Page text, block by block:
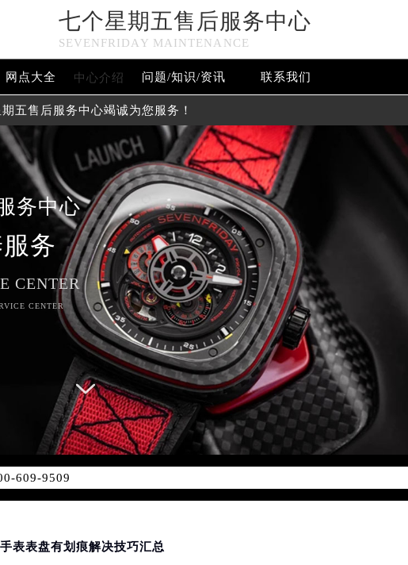
七个星期五售后服务中心
SEVENFRIDAY MAINTENANCE
网点大全 中心介绍 问题/知识/资讯 联系我们
五售后服务中心竭诚为您服务！
务中心
务
CENTER
CENTER
609-9509
盖中国大陆、香港、澳门、台湾全部区域（非大陆需加拨“+86”）
室（需提前预约）
表表盘有划痕解决技巧汇总